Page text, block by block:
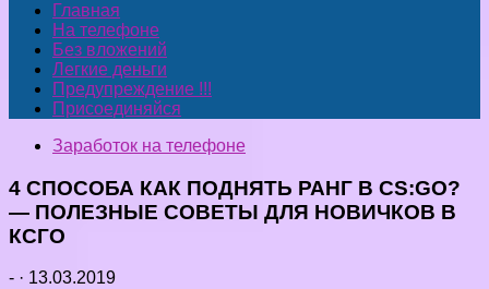
Главная
На телефоне
Без вложений
Легкие деньги
Предупреждение !!!
Присоединяйся
Заработок на телефоне
4 СПОСОБА КАК ПОДНЯТЬ РАНГ В CS:GO?
— ПОЛЕЗНЫЕ СОВЕТЫ ДЛЯ НОВИЧКОВ В
КСГО
- · 13.03.2019